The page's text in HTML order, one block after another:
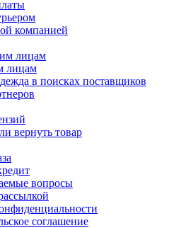
компанией
лицам
лицам
в поисках поставщиков
вернуть товар
вопросы
соглашение